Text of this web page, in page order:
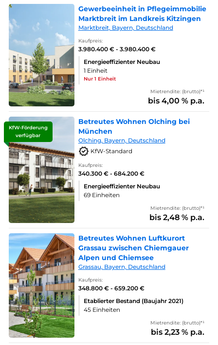
Gewerbeeinheit in Pflegeimmobilie
Marktbreit im Landkreis Kitzingen
Marktbreit, Bayern, Deutschland
Kaufpreis:
3.980.400 € - 3.980.400 €
Energieeffizienter Neubau
1 Einheit
Nur 1 Einheit
Mietrendite: (brutto)*¹
bis 4,00 % p.a.
KfW-Förderung
verfügbar
Betreutes Wohnen Olching bei
München
Olching, Bayern, Deutschland
KfW-Standard
Kaufpreis:
340.300 € - 684.200 €
Energieeffizienter Neubau
69 Einheiten
Mietrendite: (brutto)*¹
bis 2,48 % p.a.
Betreutes Wohnen Luftkurort
Grassau zwischen Chiemgauer
Alpen und Chiemsee
Grassau, Bayern, Deutschland
Kaufpreis:
348.800 € - 659.200 €
Etablierter Bestand (Baujahr 2021)
45 Einheiten
Mietrendite: (brutto)*¹
bis 2,23 % p.a.